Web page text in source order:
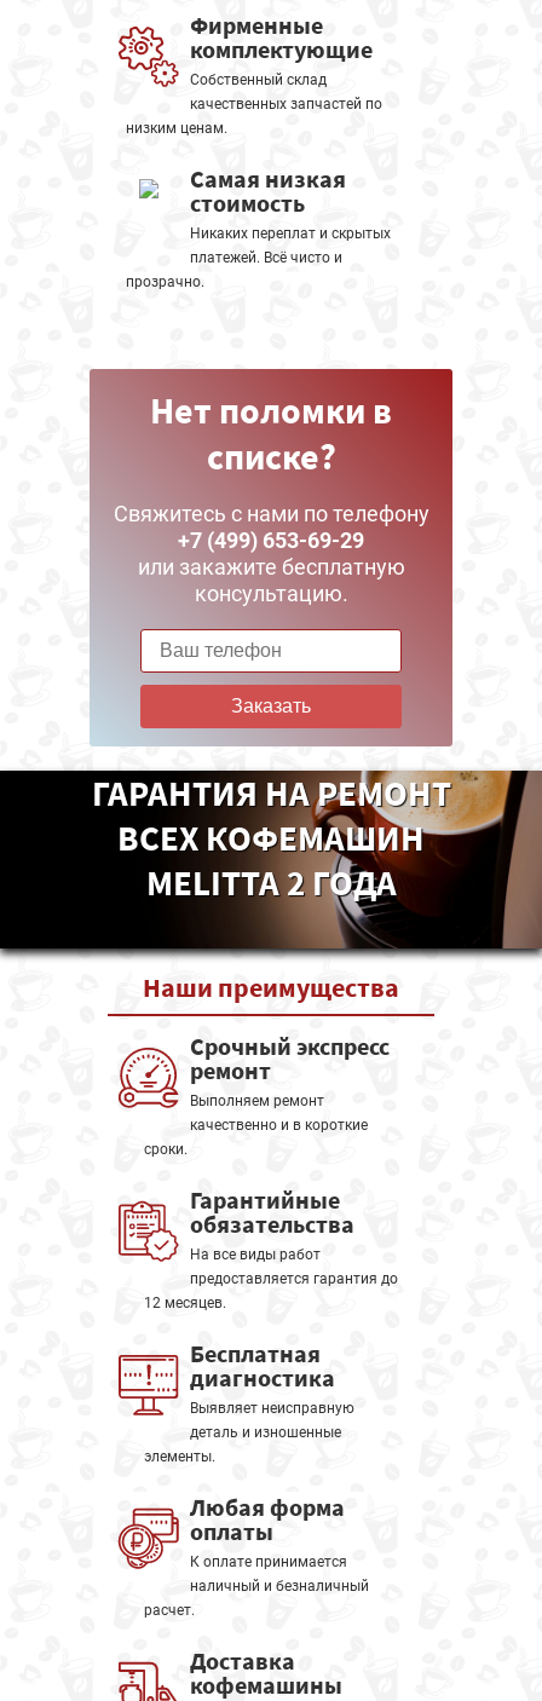
Фирменные
комплектующие
Собственный склад
качественных запчастей по
низким ценам.
Самая низкая
стоимость
Никаких переплат и скрытых
платежей. Всё чисто и
прозрачно.
Нет поломки в
списке?
Свяжитесь с нами по телефону
+7 (499) 653-69-29
или закажите бесплатную
консультацию.
Заказать
ГАРАНТИЯ НА РЕМОНТ
ВСЕХ КОФЕМАШИН
MELITTA 2 ГОДА
Наши преимущества
Срочный экспресс
ремонт
Выполняем ремонт
качественно и в короткие
сроки.
Гарантийные
обязательства
На все виды работ
предоставляется гарантия до
12 месяцев.
Бесплатная
диагностика
Выявляет неисправную
деталь и изношенные
элементы.
Любая форма
оплаты
К оплате принимается
наличный и безналичный
расчет.
Доставка
кофемашины